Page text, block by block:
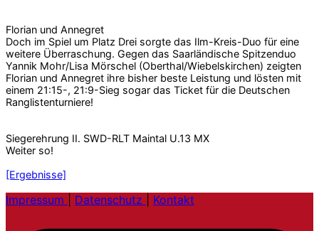
Florian und Annegret
Doch im Spiel um Platz Drei sorgte das Ilm-Kreis-Duo für eine
weitere Überraschung. Gegen das Saarländische Spitzenduo
Yannik Mohr/Lisa Mörschel (Oberthal/Wiebelskirchen) zeigten
Florian und Annegret ihre bisher beste Leistung und lösten mit
einem 21:15-, 21:9-Sieg sogar das Ticket für die Deutschen
Ranglistenturniere!
Siegerehrung II. SWD-RLT Maintal U.13 MX
Weiter so!
[Ergebnisse]
Impressum Datenschutz Kontakt